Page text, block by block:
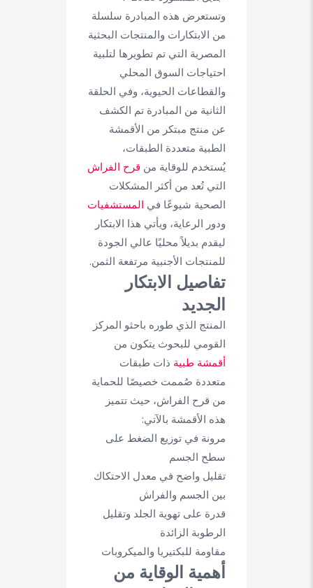
وتستعرض هذه المبادرة سلسلة
من الابتكارات والمنتجات البحثية
المصرية التي تم تطويرها لتلبية
احتياجات السوق المحلي
والقطاعات الحيوية، وفي الحلقة
الثانية من المبادرة تم الكشف
عن منتج مبتكر من الأقمشة
الطبية متعددة الطبقات،
يُستخدم للوقاية من قرح الفراش
التي تُعد من أكثر المشكلات
الصحية شيوعًا في المستشفيات
ودور الرعاية، ويأتي هذا الابتكار
ليقدم بديلاً محليًا عالي الجودة
للمنتجات الأجنبية مرتفعة الثمن.
تفاصيل الابتكار
الجديد
المنتج الذي طوره باحثو المركز
القومي للبحوث يتكون من
أقمشة طبية ذات طبقات
متعددة صُممت خصيصًا للحماية
من قرح الفراش، حيث تتميز
هذه الأقمشة بالآتي:
مرونة في توزيع الضغط على
سطح الجسم
تقليل واضح في معدل الاحتكاك
بين الجسم والفراش
قدرة على تهوية الجلد وتقليل
الرطوبة الزائدة
مقاومة للبكتيريا والميكروبات
أهمية الوقاية من